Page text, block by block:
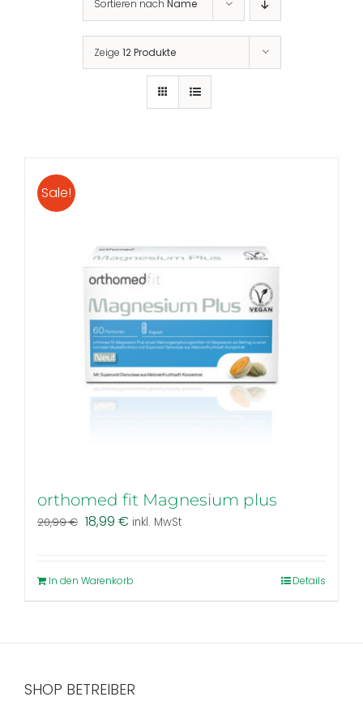
Sortieren nach Name
Zeige 12 Produkte
Sale!
orthomed fit Magnesium plus
20,99€ Ursprünglicher
20,99 €
18,99 €Aktueller
18,99 €.
inkl. MwSt
In den Warenkorb Details
SHOP BETREIBER